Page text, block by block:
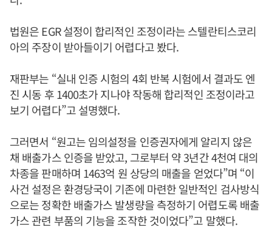
법원은 EGR 설정이 합리적인 조정이라는 스텔란티스코리
아의 주장이 받아들이기 어렵다고 봤다.
재판부는 “실내 인증 시험의 4회 반복 시험에서 결과도 엔
진 시동 후 1400초가 지나야 작동해 합리적인 조정이라고
보기 어렵다”고 설명했다.
그러면서 “원고는 임의설정을 인증권자에게 알리지 않은
채 배출가스 인증을 받았고, 그로부터 약 3년간 4천여 대의
차종을 판매하며 1463억 원 상당의 매출을 얻었다”며 “이
사건 설정은 환경당국이 기존에 마련한 일반적인 검사방식
으로는 정확한 배출가스 발생량을 측정하기 어렵도록 배출
가스 관련 부품의 기능을 조작한 것이었다”고 말했다.